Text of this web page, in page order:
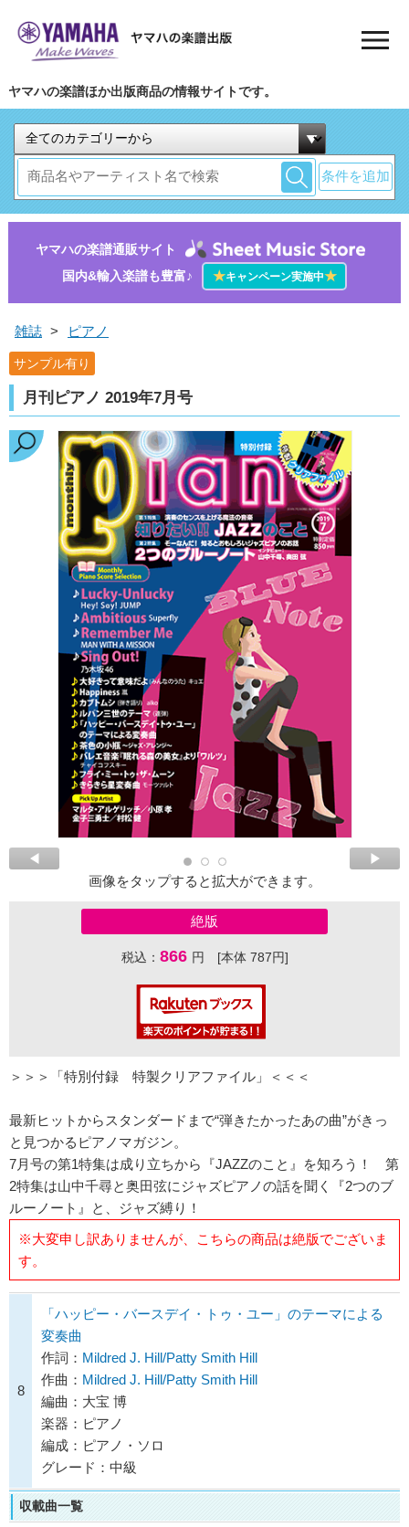
ヤマハの楽譜ほか出版商品の情報サイトです。
条件を追加
ヤマハの楽譜通販サイト
国内&輸入楽譜も豊富♪
★キャンペーン実施中★
雑誌 > ピアノ
サンプル有り
月刊ピアノ 2019年7月号
画像をタップすると拡大ができます。
絶版
税込： 866 円 [本体 787円]
＞＞＞「特別付録 特製クリアファイル」＜＜＜
最新ヒットからスタンダードまで“弾きたかったあの曲”がきっ
と見つかるピアノマガジン。
7月号の第1特集は成り立ちから『JAZZのこと』を知ろう！ 第
2特集は山中千尋と奥田弦にジャズピアノの話を聞く『2つのブ
ルーノート』と、ジャズ縛り！
※大変申し訳ありませんが、こちらの商品は絶版でございま
す。
8
「ハッピー・バースデイ・トゥ・ユー」のテーマによる
変奏曲
作詞： Mildred J. Hill/Patty Smith Hill
作曲： Mildred J. Hill/Patty Smith Hill
編曲：大宝 博
楽器：ピアノ
編成：ピアノ・ソロ
グレード：中級
収載曲一覧